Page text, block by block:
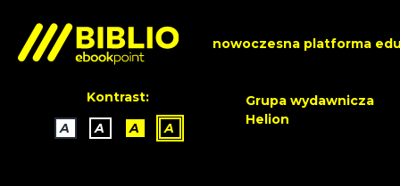
nowoczesna platforma
Kontrast:
A
A A A
Grupa wydawnicza
Helion